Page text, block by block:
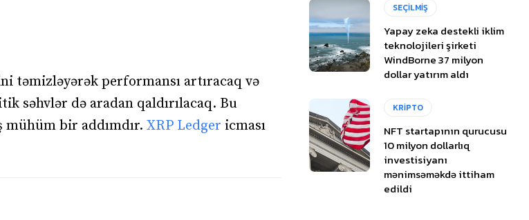
təmizləyərək performansı artıracaq və
səhvlər də aradan qaldırılacaq. Bu
mühüm bir addımdır. XRP Ledger icması
SEÇİLMİŞ
Yapay zeka destekli iklim
teknolojileri şirketi
WindBorne 37 milyon
dollar yatırım aldı
KRİPTO
NFT startapının qurucusu
10 milyon dollarlıq
investisiyanı
mənimsəməkdə ittiham
edildi